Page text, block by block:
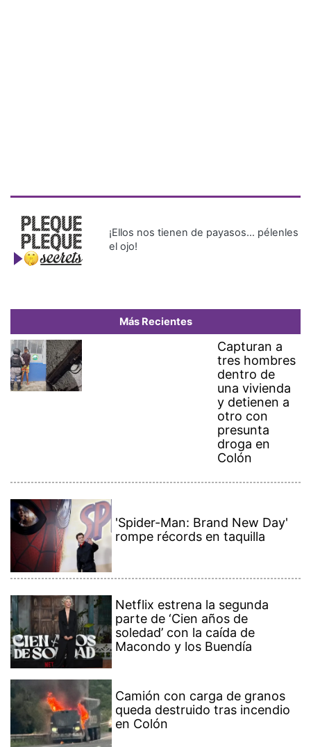
¡Ellos nos tienen de payasos… pélenles
el ojo!
Más Recientes
Capturan a
tres hombres
dentro de
una vivienda
y detienen a
otro con
presunta
droga en
Colón
'Spider-Man: Brand New Day'
rompe récords en taquilla
Netflix estrena la segunda
parte de ‘Cien años de
soledad’ con la caída de
Macondo y los Buendía
Camión con carga de granos
queda destruido tras incendio
en Colón